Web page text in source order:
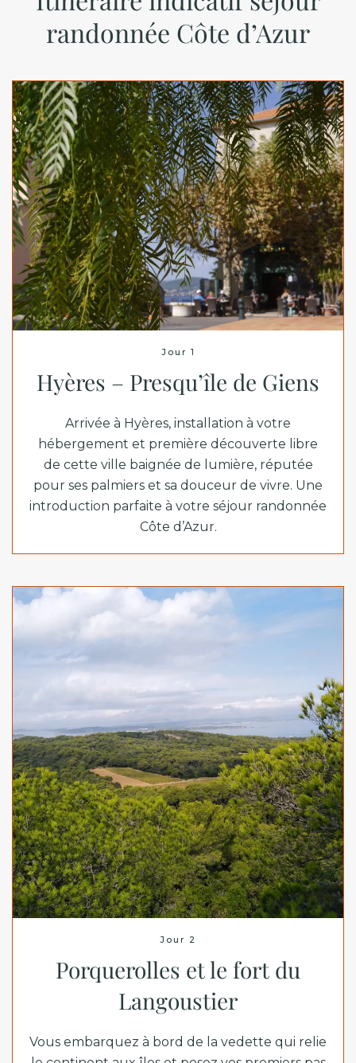
randonnée Côte d’Azur
Jour 1
Hyères – Presqu’île de Giens
Arrivée à Hyères, installation à votre
hébergement et première découverte libre
de cette ville baignée de lumière, réputée
pour ses palmiers et sa douceur de vivre. Une
introduction parfaite à votre séjour randonnée
Côte d’Azur.
Jour 2
Porquerolles et le fort du
Langoustier
Vous embarquez à bord de la vedette qui relie